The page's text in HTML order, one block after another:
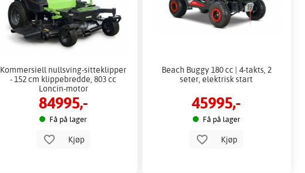
Kommersiell nullsving-sitteklipper
- 152 cm klippebredde, 803 cc
Loncin-motor
84995,-
Få på lager
Kjøp
Beach Buggy 180 cc | 4-takts, 2
seter, elektrisk start
45995,-
Få på lager
Kjøp